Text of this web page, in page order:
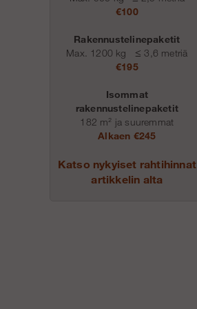
€100
Rakennustelinepaketit
Max. 1200 kg
≤ 3,6 metriä
€195
Isommat
rakennustelinepaketit
182 m² ja suuremmat
Alkaen €245
Katso nykyiset rahtihinnat
artikkelin alta